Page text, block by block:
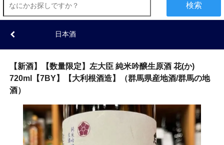
検索
日本酒
【新酒】【数量限定】左大臣 純米吟醸生原酒 花(か)
720ml【7BY】【大利根酒造】（群馬県産地酒/群馬の地
酒）